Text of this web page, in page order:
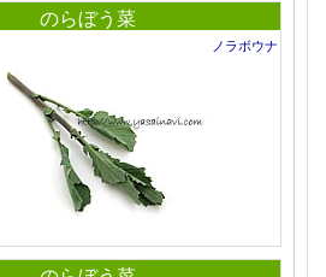
のらぼう菜
ノラボウナ